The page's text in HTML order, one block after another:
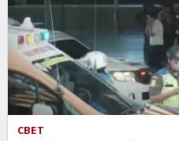
СВЕТ